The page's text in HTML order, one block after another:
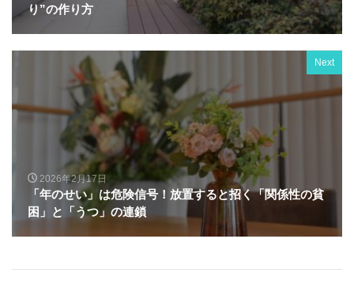
り”の作り方
Next
2026年2月17日
「年のせい」は危険信号！放置すると招く「関係性の貧
困」と「うつ」の連鎖